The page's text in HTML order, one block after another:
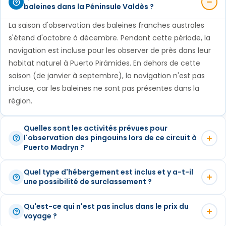
octobre et décembre, c'est là que nous
embarquerons pour l'excursion d'observation de la
baleine franche australe. Retour à l'hôtel dans
l'après-midi. * Du 2 janvier au 30 septembre, la
navigation n'est pas incluse car ce n'est pas la
saison d'observation des baleines franches
australes.
leur arrivée, ainsi que, à la fin de l'été, observer
comment ils changent leur plumage pour se
préparer à retourner à la mer. Au cours de la
journée, nous ferons également une promenade
dans la ville de Trelew et dans le village gallois de
Gaiman, où vous pourrez visiter les maisons de thé
typiquement galloises. Retour à Puerto Madryn dans
l'après-midi.
encore. Selon l'horaire de votre vol, notre guide
viendra vous chercher à votre hôtel et vous
accompagnera à l'aéroport. Ce voyage peut être
combiné avec toute autre destination en Argentine,
n'hésitez pas à demander une extension.
baleines dans la Péninsule Valdès ?
La saison d'observation des baleines franches australes
s'étend d'octobre à décembre. Pendant cette période, la
navigation est incluse pour les observer de près dans leur
habitat naturel à Puerto Pirámides. En dehors de cette
saison (de janvier à septembre), la navigation n'est pas
incluse, car les baleines ne sont pas présentes dans la
région.
Quelles sont les activités prévues pour
l'observation des pingouins lors de ce circuit à
Puerto Madryn ?
Cet itinéraire comprend une excursion d'une journée dans
la réserve de Punta Tombo, où vous pourrez vous
promener parmi des milliers de manchots de Magellan et
observer leurs nids et leurs comportements. Cette activité
est disponible toute l'année, car les manchots sont
Quel type d'hébergement est inclus et y a-t-il
une possibilité de surclassement ?
Ce forfait comprend 3 nuits d'hébergement à Puerto
Madryn, dans un hôtel 3* avec petit-déjeuner. Si vous
Qu'est-ce qui n'est pas inclus dans le prix du
voyage ?